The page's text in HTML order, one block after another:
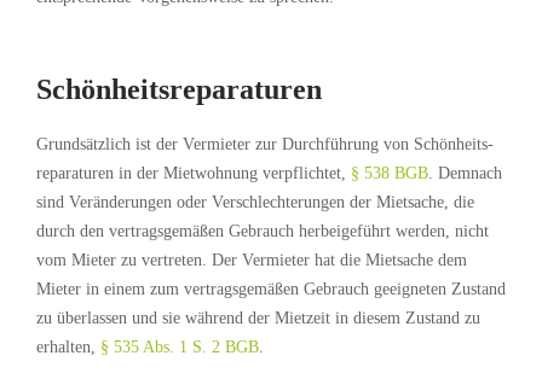
Schönheitsreparaturen
Grundsätzlich ist der Vermieter zur Durchführung von Schönheits­
reparaturen in der Mietwohnung verpflichtet, § 538 BGB. Demnach
sind Veränderungen oder Verschlechterungen der Mietsache, die
durch den vertragsgemäßen Gebrauch herbeigeführt werden, nicht
vom Mieter zu vertreten. Der Vermieter hat die Mietsache dem
Mieter in einem zum vertragsgemäßen Gebrauch geeigneten Zustand
zu überlassen und sie während der Mietzeit in diesem Zustand zu
erhalten, § 535 Abs. 1 S. 2 BGB.